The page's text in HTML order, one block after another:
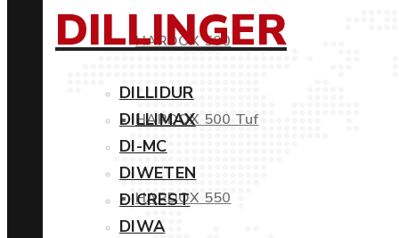
HARDOX 500
HARDOX 500 Tuf
HARDOX 550
DILLINGER
DILLIDUR
DILLIMAX
DI-MC
DIWETEN
DICREST
DIWA